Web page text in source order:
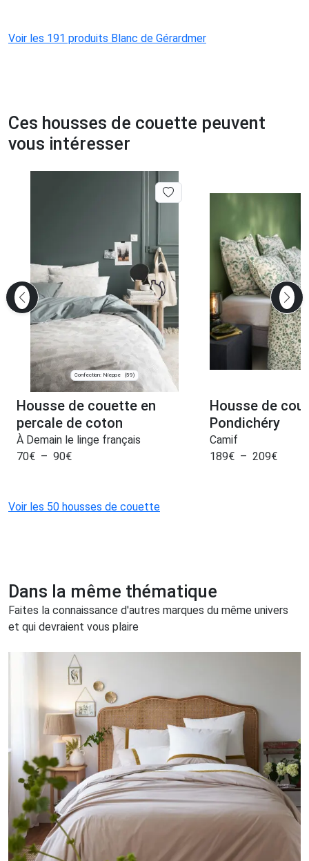
Voir les 191 produits Blanc de Gérardmer
Ces housses de couette peuvent
vous intéresser
Confection: Nieppe (59)
Housse de couette en
percale de coton
À Demain le linge français
70€ – 90€
Housse de
Pondichéry
Camif
189€ – 209€
Voir les 50 housses de couette
Dans la même thématique
Faites la connaissance d'autres marques du même univers
et qui devraient vous plaire